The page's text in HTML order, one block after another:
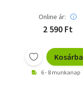
Online ár:
2 590 Ft
Kosárba
6 - 8 munkanap